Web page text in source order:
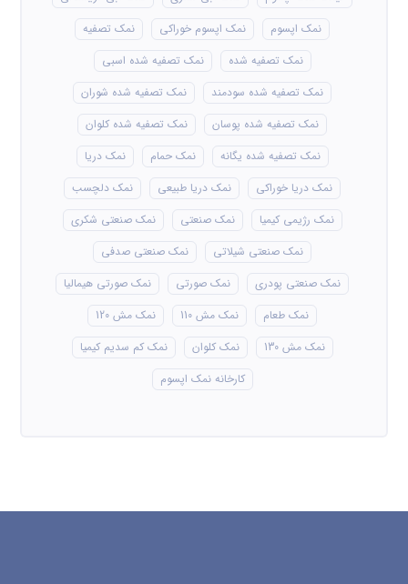
نمک اپسوم
نمک اپسوم خوراکی
نمک تصفیه
نمک تصفیه شده
نمک تصفیه شده اسبی
نمک تصفیه شده سودمند
نمک تصفیه شده شوران
نمک تصفیه شده پوسان
نمک تصفیه شده کلوان
نمک تصفیه شده یگانه
نمک حمام
نمک دریا
نمک دریا خوراکی
نمک دریا طبیعی
نمک دلچسب
نمک رژیمی کیمیا
نمک صنعتی
نمک صنعتی شکری
نمک صنعتی شیلاتی
نمک صنعتی صدفی
نمک صنعتی پودری
نمک صورتی
نمک صورتی هیمالیا
نمک طعام
نمک مش 110
نمک مش 120
نمک مش 130
نمک کلوان
نمک کم سدیم کیمیا
کارخانه نمک اپسوم